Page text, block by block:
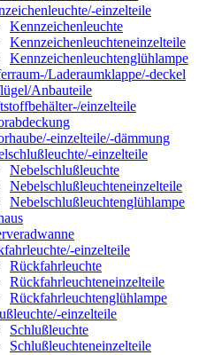
einzelteile
Kennzeichenleuchte
Kennzeichenleuchteneinzelteile
Kennzeichenleuchtenglühlampe
Laderaumklappe/-deckel
Anbauteile
einzelteile
einzelteile/-dämmung
einzelteile
Nebelschlußleuchte
Nebelschlußleuchteneinzelteile
Nebelschlußleuchtenglühlampe
einzelteile
Rückfahrleuchte
Rückfahrleuchteneinzelteile
Rückfahrleuchtenglühlampe
einzelteile
Schlußleuchte
Schlußleuchteneinzelteile